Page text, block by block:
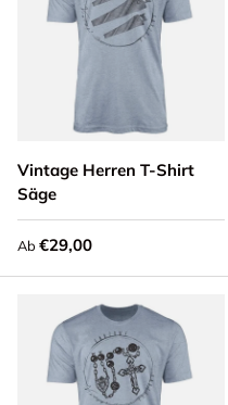
Vintage Herren T-Shirt
Säge
Ab Normaler Preis
€29,00